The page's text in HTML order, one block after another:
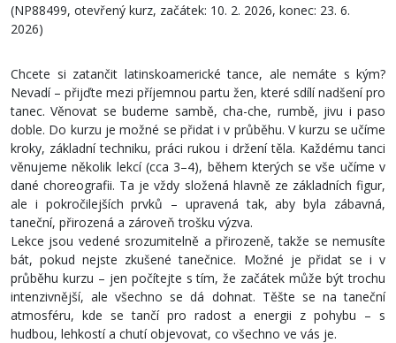
(NP88499, otevřený kurz, začátek: 10. 2. 2026, konec: 23. 6.
2026)
Chcete si zatančit latinskoamerické tance, ale nemáte s kým?
Nevadí – přijďte mezi příjemnou partu žen, které sdílí nadšení pro
tanec. Věnovat se budeme sambě, cha-che, rumbě, jivu i paso
doble. Do kurzu je možné se přidat i v průběhu. V kurzu se učíme
kroky, základní techniku, práci rukou i držení těla. Každému tanci
věnujeme několik lekcí (cca 3–4), během kterých se vše učíme v
dané choreografii. Ta je vždy složená hlavně ze základních figur,
ale i pokročilejších prvků – upravená tak, aby byla zábavná,
taneční, přirozená a zároveň trošku výzva.
Lekce jsou vedené srozumitelně a přirozeně, takže se nemusíte
bát, pokud nejste zkušené tanečnice. Možné je přidat se i v
průběhu kurzu – jen počítejte s tím, že začátek může být trochu
intenzivnější, ale všechno se dá dohnat. Těšte se na taneční
atmosféru, kde se tančí pro radost a energii z pohybu – s
hudbou, lehkostí a chutí objevovat, co všechno ve vás je.